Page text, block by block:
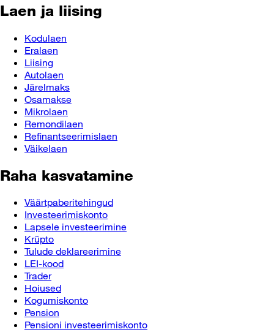
Laen ja liising
Kodulaen
Eralaen
Liising
Autolaen
Järelmaks
Osamakse
Mikrolaen
Remondilaen
Refinantseerimislaen
Väikelaen
Raha kasvatamine
Väärtpaberitehingud
Investeerimiskonto
Lapsele investeerimine
Krüpto
Tulude deklareerimine
LEI-kood
Trader
Hoiused
Kogumiskonto
Pension
Pensioni investeerimiskonto